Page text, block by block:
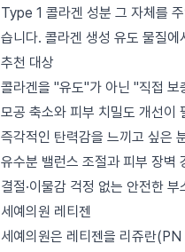
Type 1 콜라겐 성분 그 자체를
습니다. 콜라겐 생성 유도 물질
추천 대상
콜라겐을 "유도"가 아닌 "직접 보
모공 축소와 피부 치밀도 개선이
즉각적인 탄력감을 느끼고 싶은
유수분 밸런스 조절과 피부 장벽
결절·이물감 걱정 없는 안전한 부
세예의원 레티젠
세예의원은 레티젠을 리쥬란